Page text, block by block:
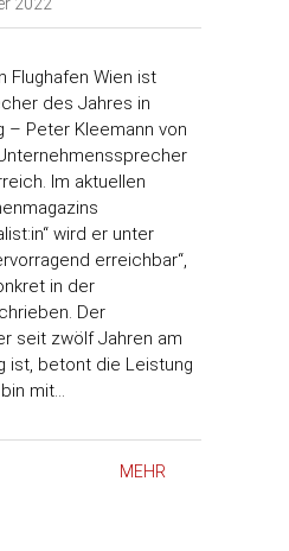
Flughafen Wien ist
des Jahres in
– Peter Kleemann von
Im aktuellen
wird er unter
erreichbar“,
in der
Der
seit zwölf Jahren am
ist, betont die Leistung
mit…
MEHR